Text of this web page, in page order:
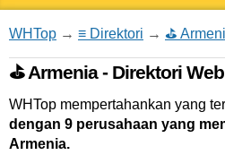
WHTop → ≡ Direktori → ⛳
⛳ Armenia - Direktori
WHTop mempertahankan yang
dengan 9 perusahaan yang
Armenia.